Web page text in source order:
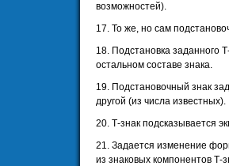
возможностей).
17. То же, но сам
18. Подстановка заданного
остальном составе знака.
19. Подстановочный знак
другой (из числа известных).
20. Т-знак подсказывается
21. Задается изменение
из знаковых компонентов Т-